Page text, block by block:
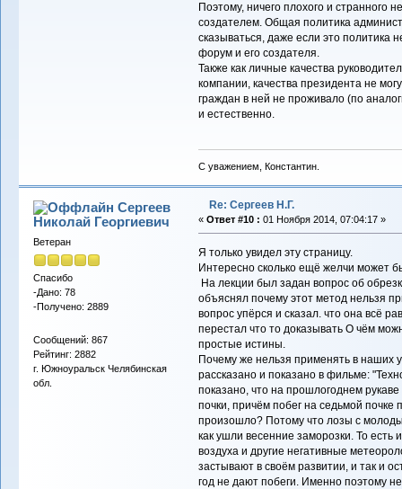
Поэтому, ничего плохого и странного
создателем. Общая политика
сказываться, даже если это политика
форум и его создателя.
Также как личные качества
компании, качества президента не
граждан в ней не проживало (по
и естественно.
С уважением, Константин.
Сергеев
Николай Георгиевич
Ветеран
Спасибо
-Дано: 78
-Получено: 2889
Сообщений: 867
Рейтинг: 2882
г. Южноуральск Челябинская
обл.
Re: Сергеев Н.Г.
« Ответ #10 : 01 Ноября 2014, 07:04:17 »
Я только увидел эту страницу.
Интересно сколько ещё желчи может
На лекции был задан вопрос об
объяснял почему этот метод нельзя
вопрос упёрся и сказал. что она всё
перестал что то доказывать О чём
простые истины.
Почему же нельзя применять в наших
рассказано и показано в фильме:
показано, что на прошлогоднем
почки, причём побег на седьмой
произошло? Потому что лозы с
как ушли весенние заморозки. То
воздуха и другие негативные
застывают в своём развитии, и так и
год не дают побеги. Именно поэтому